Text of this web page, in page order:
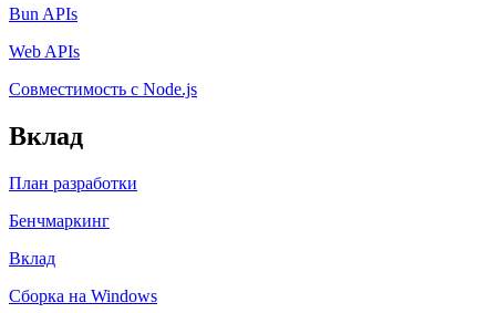
Bun APIs
Web APIs
Совместимость с Node.js
Вклад
План разработки
Бенчмаркинг
Вклад
Сборка на Windows